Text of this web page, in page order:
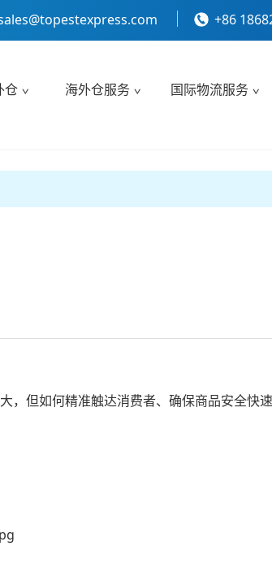
+86
仓 海外仓服务 国际物流服务
但如何精准触达消费者、确保商品安全快